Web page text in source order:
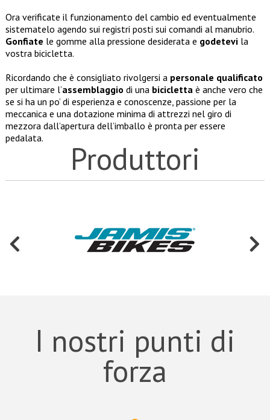
Ora verificate il funzionamento del cambio ed eventualmente
sistematelo agendo sui registri posti sui comandi al manubrio.
Gonfiate le gomme alla pressione desiderata e godetevila
vostra bicicletta.
Ricordando che è consigliato rivolgersi a personale qualificato
per ultimare l’assemblaggio di una biciclettaè anche vero che
se si ha un po’ di esperienza e conoscenze, passione per la
meccanica e una dotazione minima di attrezzi nel giro di
mezzora dall’apertura dell’imballo è pronta per essere
pedalata.
Produttori
I nostri punti di
forza